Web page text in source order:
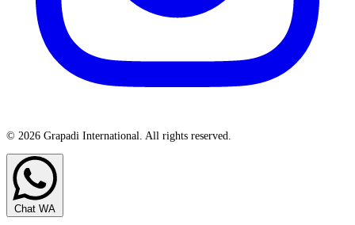
© 2026 Grapadi International. All rights reserved.
Chat WA